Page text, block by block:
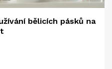
bělicích pásků na